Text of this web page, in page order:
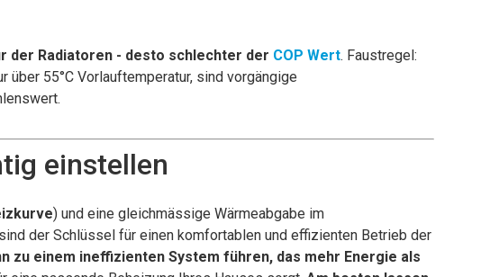
der Radiatoren - desto schlechter der COP Wert. Faustregel:
über 55°C Vorlauftemperatur, sind vorgängige
einstellen
) und eine gleichmässige Wärmeabgabe im
sind der Schlüssel für einen komfortablen und effizienten Betrieb der
zu einem ineffizienten System führen, das mehr Energie als